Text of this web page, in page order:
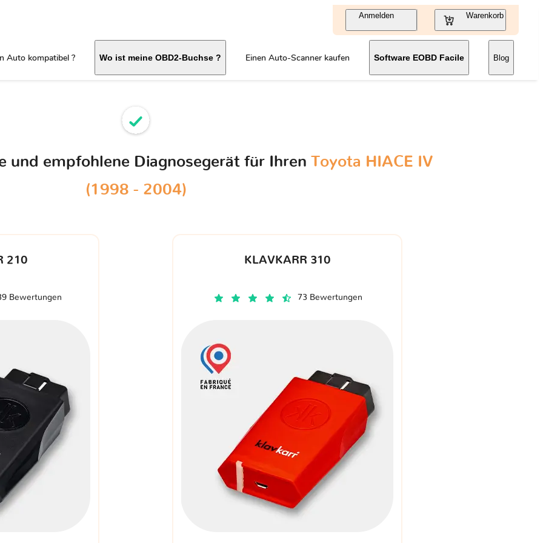
Anmelden Warenkorb
Auto kompatibel ? Wo ist meine OBD2-Buchse ? Einen Auto-Scanner kaufen Software EOBD Facile Blog
und empfohlene Diagnosegerät für Ihren Toyota HIACE IV
(1998 - 2004)
210
Bewertungen
KLAVKARR 310
73 Bewertungen